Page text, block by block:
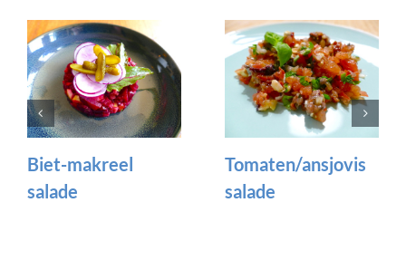
Biet-makreel
salade
Tomaten/ansjovis
salade